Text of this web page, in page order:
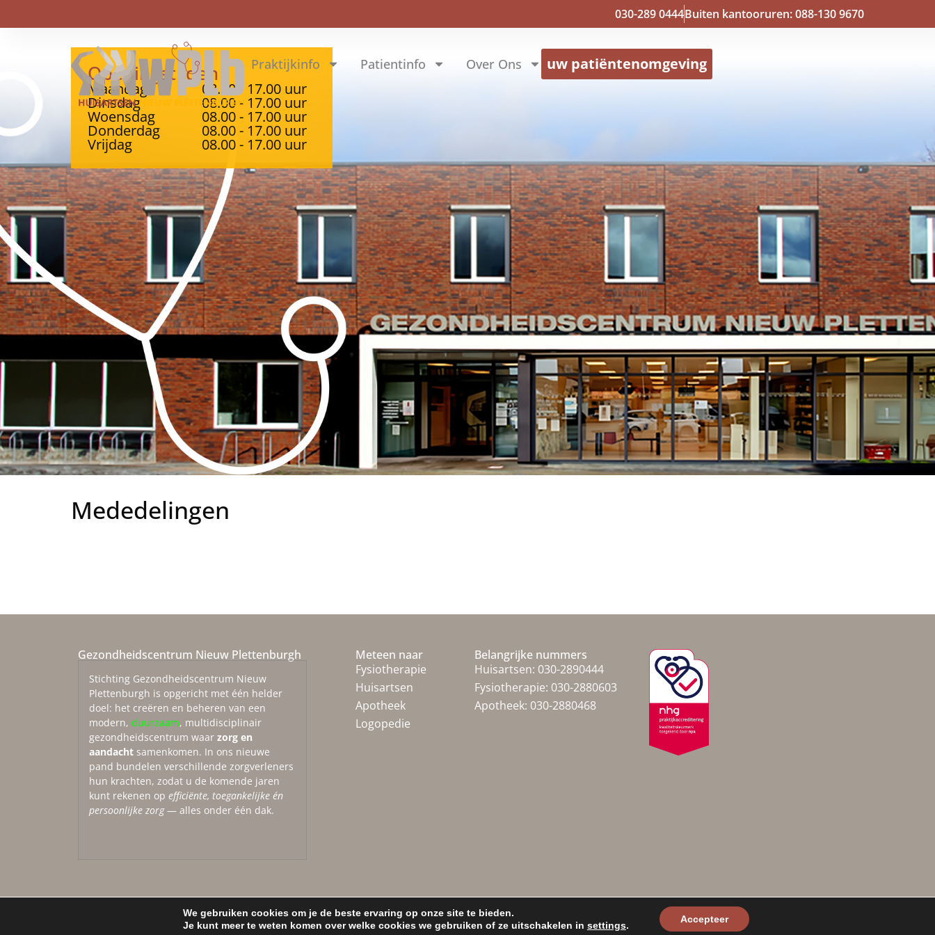
030-289 0444Buiten kantooruren: 088-130 9670
Praktijkinfo Patientinfo Over Ons uw patiëntenomgeving
Openingstijden
Maandag 08.00 - 17.00 uur
Dinsdag 08.00 - 17.00 uur
Woensdag 08.00 - 17.00 uur
Donderdag 08.00 - 17.00 uur
Vrijdag 08.00 - 17.00 uur
Mededelingen
Gezondheidscentrum Nieuw Plettenburgh
Stichting Gezondheidscentrum Nieuw
Plettenburgh is opgericht met één helder
doel: het creëren en beheren van een
modern, duurzaam, multidisciplinair
gezondheidscentrum waar zorg en
aandacht samenkomen. In ons nieuwe
pand bundelen verschillende zorgverleners
hun krachten, zodat u de komende jaren
kunt rekenen op efficiënte, toegankelijke én
persoonlijke zorg— alles onder één dak.
Meteen naar
Fysiotherapie
Huisartsen
Apotheek
Logopedie
Belangrijke nummers
Huisartsen: 030-2890444
Fysiotherapie: 030-2880603
Apotheek: 030-2880468
© Copyright 2025 Gezondheidscentrum Nieuw Plettenburgh | All Rights Reserved | Cookiebeleid en Privacy statement | Veelgestelde vragen
We gebruiken cookies om je de beste ervaring op onze site te bieden.
Je kunt meer te weten komen over welke cookies we gebruiken of ze uitschakelen in settings.
Accepteer